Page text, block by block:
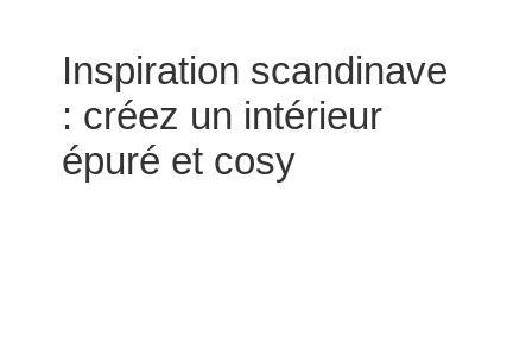
Inspiration scandinave
: créez un intérieur
épuré et cosy